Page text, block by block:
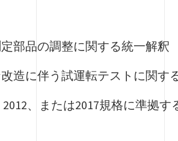
部品の調整に関する統一解釈
造に伴う試運転テストに関す
2012、または2017規格に準拠